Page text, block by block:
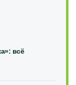
всё